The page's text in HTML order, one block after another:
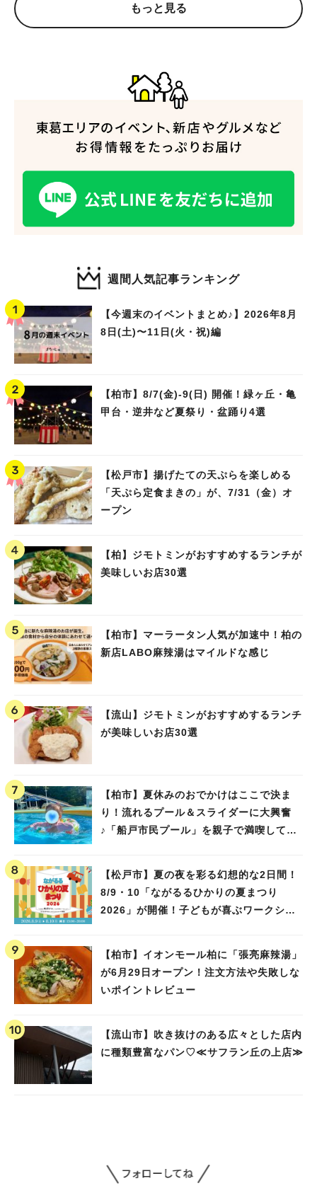
もっと見る
週間人気記事ランキング
【今週末のイベントまとめ♪】2026年8月
8日(土)〜11日(火・祝)編
【柏市】8/7(金)‐9(日) 開催！緑ヶ丘・亀
甲台・逆井など夏祭り・盆踊り4選
【松戸市】揚げたての天ぷらを楽しめる
「天ぷら定食まきの」が、7/31（金）オ
ープン
【柏】ジモトミンがおすすめするランチが
美味しいお店30選
【柏市】マーラータン人気が加速中！柏の
新店LABO麻辣湯はマイルドな感じ
【流山】ジモトミンがおすすめするランチ
が美味しいお店30選
【柏市】夏休みのおでかけはここで決ま
り！流れるプール＆スライダーに大興奮
♪「船戸市民プール」を親子で満喫してき
【松戸市】夏の夜を彩る幻想的な2日間！
8/9・10「ながるるひかりの夏まつり
2026」が開催！子どもが喜ぶワークショ
【柏市】イオンモール柏に「張亮麻辣湯」
が6月29日オープン！注文方法や失敗しな
いポイントレビュー
【流山市】吹き抜けのある広々とした店内
に種類豊富なパン♡≪サフラン丘の上店≫
人気のキーワード